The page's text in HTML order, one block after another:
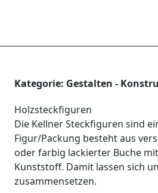
Kategorie: Gestalten -
Holzsteckfiguren
Die Kellner Steckfiguren sind
Figur/Packung besteht aus
oder farbig lackierter Buche
Kunststoff. Damit lassen sich
zusammensetzen.